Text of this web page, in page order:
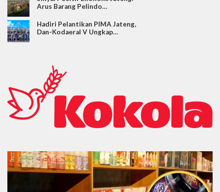
Arus Barang Pelindo…
Hadiri Pelantikan PIMA Jateng,
Dan-Kodaeral V Ungkap…